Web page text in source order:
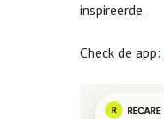
inspireerde.
Check de app: